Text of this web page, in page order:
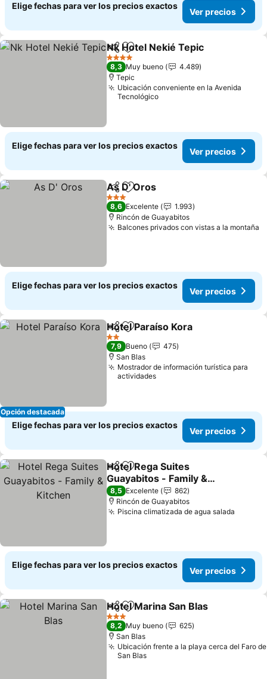
Elige fechas para ver los precios exactos
Ver precios
CompartirAgregar a favoritos
Nk Hotel Nekié Tepic
4 Estrellas
8,3 Muy bueno
4.489
Tepic
Ubicación conveniente en la Avenida
Tecnológico
Elige fechas para ver los precios exactos
Ver precios
CompartirAgregar a favoritos
As D' Oros
3 Estrellas
8,6 Excelente
1.993
Rincón de Guayabitos
Balcones privados con vistas a la montaña
Elige fechas para ver los precios exactos
Ver precios
Opción destacada
CompartirAgregar a favoritos
Hotel Paraíso Kora
2 Estrellas
7,9 Bueno
475
San Blas
Mostrador de información turística para
actividades
Elige fechas para ver los precios exactos
Ver precios
CompartirAgregar a favoritos
Hotel Rega Suites
Guayabitos - Family &
Kitchen
Ver precios
8,5 Excelente
862
Rincón de Guayabitos
Piscina climatizada de agua salada
Elige fechas para ver los precios exactos
Ver precios
CompartirAgregar a favoritos
Hotel Marina San Blas
3 Estrellas
8,2 Muy bueno
625
San Blas
Ubicación frente a la playa cerca del Faro de
San Blas